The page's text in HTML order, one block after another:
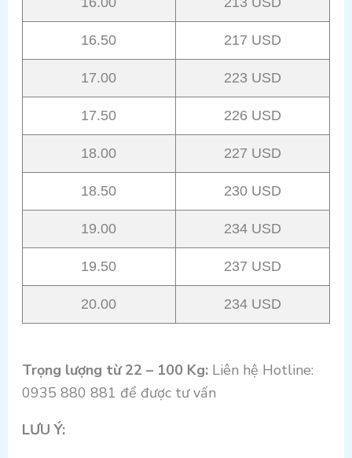
16.50 217 USD
17.00 223 USD
17.50 226 USD
18.00 227 USD
18.50 230 USD
19.00 234 USD
19.50 237 USD
20.00 234 USD
Trọng lượng từ 22 – 100 Kg:Liên hệ Hotline:
0935 880 881 để được tư vấn
LƯU Ý: